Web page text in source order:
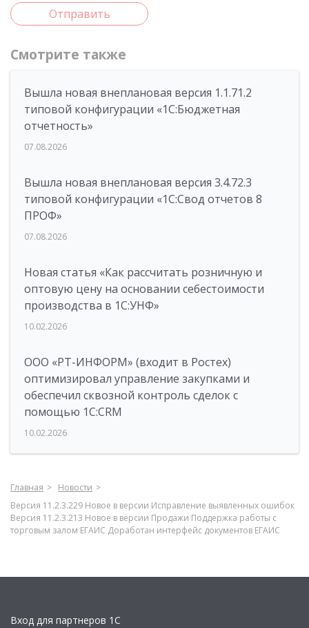
Отправить
Смотрите также
Вышла новая внеплановая версия 1.1.71.2
типовой конфигурации «1C:Бюджетная
отчетность»
07.08.2026
Вышла новая внеплановая версия 3.4.72.3
типовой конфигурации «1C:Свод отчетов 8
ПРОФ»
07.08.2026
Новая статья «Как рассчитать розничную и
оптовую цену на основании себестоимости
производства в 1С:УНФ»
10.02.2026
ООО «РТ-ИНФОРМ» (входит в Ростех)
оптимизировал управление закупками и
обеспечил сквозной контроль сделок с
помощью 1С:CRM
10.02.2026
Главная
Новости
Версия 11.2.3.229 Новое в версии Исправление выявленных ошибок
Версия 11.2.3.213 Новое в версии Продажи Поддержка работы с
торговым залом ЕГАИС Доработан интерфейс документов ЕГАИС
Вход для партнеров 1С